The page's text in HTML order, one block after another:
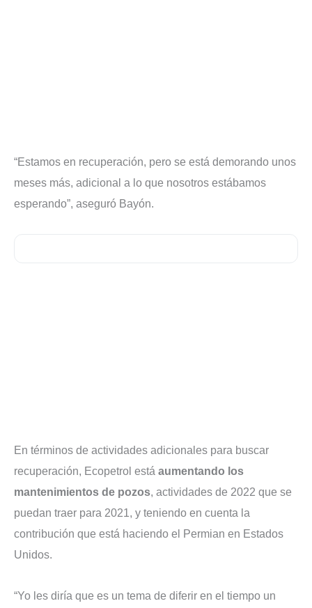
“Estamos en recuperación, pero se está demorando unos
meses más, adicional a lo que nosotros estábamos
esperando”, aseguró Bayón.
En términos de actividades adicionales para buscar
recuperación, Ecopetrol está aumentando los
mantenimientos de pozos, actividades de 2022 que se
puedan traer para 2021, y teniendo en cuenta la
contribución que está haciendo el Permian en Estados
Unidos.
“Yo les diría que es un tema de diferir en el tiempo un